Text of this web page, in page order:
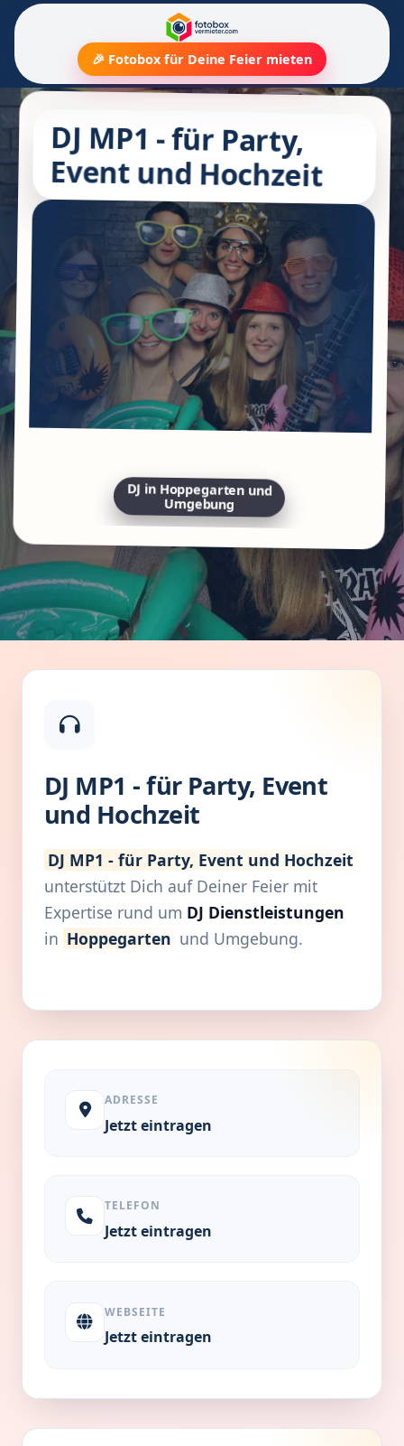
🎉 Fotobox für Deine Feier mieten
DJ MP1 - für Party,
Event und Hochzeit
DJ in Hoppegarten und
Umgebung
DJ MP1 - für Party, Event
und Hochzeit
DJ MP1 - für Party, Event und Hochzeit
unterstützt Dich auf Deiner Feier mit
Expertise rund um DJ Dienstleistungen
in Hoppegarten und Umgebung.
ADRESSE
Jetzt eintragen
TELEFON
Jetzt eintragen
WEBSEITE
Jetzt eintragen